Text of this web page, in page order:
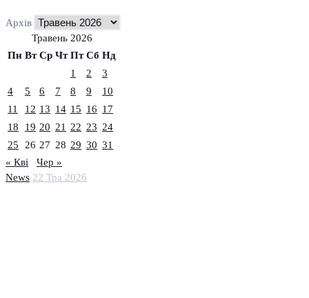
News 22 Тра 2026
Архів
Травень 2026
Пн Вт Ср Чт Пт Сб Нд
1
2
3
4
5 6 7 8 9
10
11
12 13 14 15 16 17
18
19 20 21 22 23 24
25
26 27 28 29 30 31
« Кві
Чер »